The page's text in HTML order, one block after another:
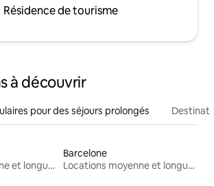
Résidence de tourisme
à découvrir
pour des séjours prolongés
Locations moyenne et longue durée
Barcelone
Locations moyenne et longue durée